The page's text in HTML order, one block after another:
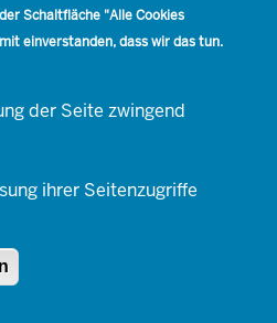
und Technik Nordrhein-Westfalen
Schaltfläche "Alle Cookies
einverstanden, dass wir das tun.
der Seite zwingend
ihrer Seitenzugriffe